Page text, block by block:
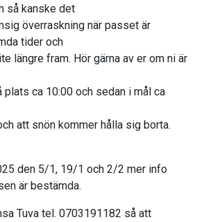
så kanske det
överraskning när passet är
tider och
längre fram. Hör gärna av er om ni är
plats ca 10:00 och sedan i mål ca
att snön kommer hålla sig borta.
den 5/1, 19/1 och 2/2 mer info
är bestämda.
Tuva tel. 0703191182 så att